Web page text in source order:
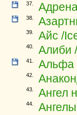
37.
38.
39. Айс /
40. Алиби
41. Альфа
42.
43. Ангел
44.